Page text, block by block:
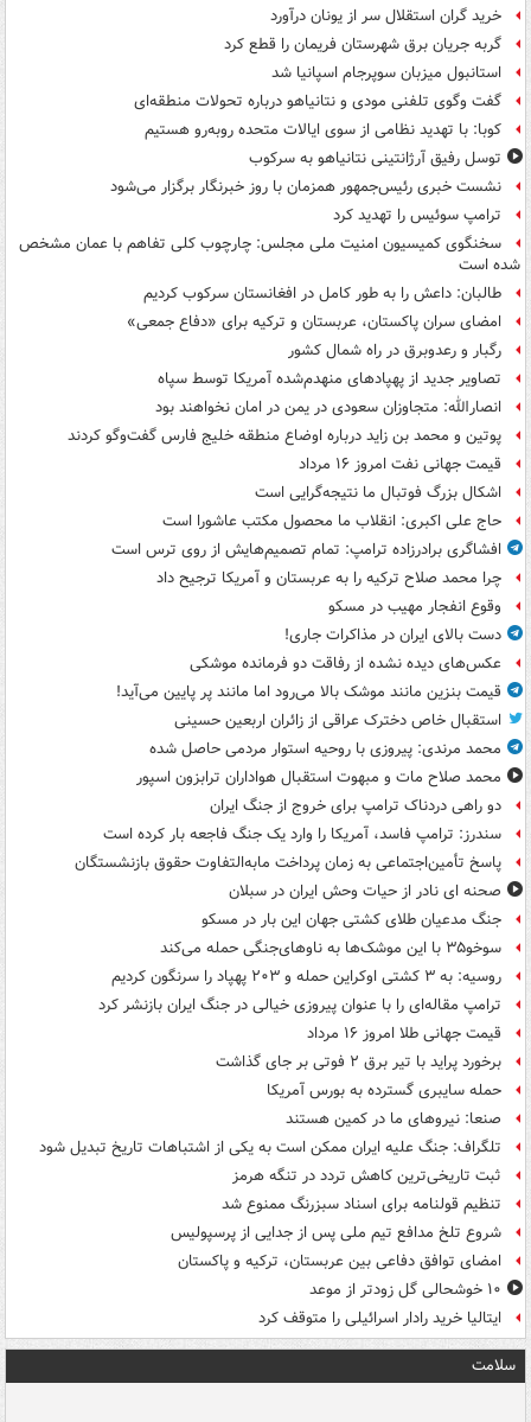
خرید گران استقلال سر از یونان درآورد
گربه جریان برق شهرستان فریمان را قطع کرد
استانبول میزبان سوپرجام اسپانیا شد
گفت وگوی تلفنی مودی و نتانیاهو درباره تحولات منطقه‌ای
کوبا: با تهدید نظامی از سوی ایالات متحده روبه‌رو هستیم
توسل رفیق آرژانتینی نتانیاهو به سرکوب
نشست خبری رئیس‌جمهور همزمان با روز خبرنگار برگزار می‌شود
ترامپ سوئیس را تهدید کرد
سخنگوی کمیسیون امنیت ملی مجلس: چارچوب کلی تفاهم با عمان مشخص
شده است
طالبان: داعش را به طور کامل در افغانستان سرکوب کردیم
امضای سران پاکستان، عربستان و ترکیه برای «دفاع جمعی»
رگبار و رعدوبرق در راه شمال کشور
تصاویر جدید از پهپادهای منهدم‌شده آمریکا توسط سپاه
انصارالله: متجاوزان سعودی در یمن در امان نخواهند بود
پوتین و محمد بن زاید درباره اوضاع منطقه خلیج فارس گفت‌وگو کردند
قیمت جهانی نفت امروز ۱۶ مرداد
اشکال بزرگ فوتبال ما نتیجه‌گرایی است
حاج علی اکبری: انقلاب ما محصول مکتب عاشورا است
افشاگری برادرزاده ترامپ: تمام تصمیم‌هایش از روی ترس است
چرا محمد صلاح ترکیه را به عربستان و آمریکا ترجیح داد
وقوع انفجار مهیب در مسکو
دست بالای ایران در مذاکرات جاری!
عکس‌های دیده نشده از رفاقت دو فرمانده‌ موشکی
قیمت بنزین مانند موشک بالا می‌رود اما مانند پر پایین می‌آید!
استقبال خاص دخترک عراقی از زائران اربعین حسینی
محمد مرندی: پیروزی با روحیه استوار مردمی حاصل شده
محمد صلاح مات و مبهوت استقبال هواداران ترابزون اسپور
دو راهی دردناک ترامپ برای خروج از جنگ ایران
سندرز: ترامپ فاسد، آمریکا را وارد یک جنگ فاجعه بار کرده است
پاسخ تأمین‌اجتماعی به زمان پرداخت مابه‌التفاوت حقوق بازنشستگان
صحنه ای نادر از حیات وحش ایران در سبلان
جنگ مدعیان طلای کشتی جهان این بار در مسکو
سوخو۳۵ با این موشک‌ها به ناوهای‌جنگی حمله می‌کند
روسیه: به ۳ کشتی اوکراین حمله و ۲۰۳ پهپاد را سرنگون کردیم
ترامپ مقاله‌ای را با عنوان پیروزی خیالی در جنگ ایران بازنشر کرد
قیمت جهانی طلا امروز ۱۶ مرداد
برخورد پراید با تیر برق ۲ فوتی بر جای گذاشت
حمله سایبری گسترده به بورس آمریکا
صنعا: نیروهای ما در کمین‌ هستند
تلگراف: جنگ علیه ایران ممکن است به یکی از اشتباهات تاریخ تبدیل شود
ثبت تاریخی‌ترین کاهش تردد در تنگه هرمز
تنظیم قولنامه برای اسناد سبزرنگ ممنوع شد
شروع تلخ مدافع تیم ملی پس از جدایی از پرسپولیس
امضای توافق دفاعی بین عربستان، ترکیه و پاکستان
۱۰ خوشحالی گل زودتر از موعد
ایتالیا خرید رادار اسرائیلی را متوقف کرد
سلامت